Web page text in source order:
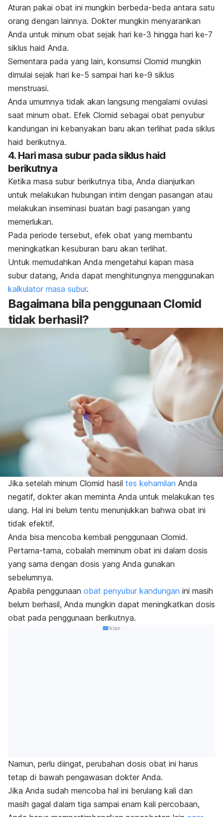
Aturan pakai obat ini mungkin berbeda-beda antara satu
orang dengan lainnya. Dokter mungkin menyarankan
Anda untuk minum obat sejak hari ke-3 hingga hari ke-7
siklus haid Anda.
Sementara pada yang lain, konsumsi Clomid mungkin
dimulai sejak hari ke-5 sampai hari ke-9 siklus
menstruasi.
Anda umumnya tidak akan langsung mengalami ovulasi
saat minum obat. Efek Clomid sebagai obat penyubur
kandungan ini kebanyakan baru akan terlihat pada siklus
haid berikutnya.
4. Hari masa subur pada siklus haid
berikutnya
Ketika masa subur berikutnya tiba, Anda dianjurkan
untuk melakukan hubungan intim dengan pasangan atau
melakukan inseminasi buatan bagi pasangan yang
memerlukan.
Pada periode tersebut, efek obat yang membantu
meningkatkan kesuburan baru akan terlihat.
Untuk memudahkan Anda mengetahui kapan masa
subur datang, Anda dapat menghitungnya menggunakan
kalkulator masa subur.
Bagaimana bila penggunaan Clomid
tidak berhasil?
Jika setelah minum Clomid hasil tes kehamilan Anda
negatif, dokter akan meminta Anda untuk melakukan tes
ulang. Hal ini belum tentu menunjukkan bahwa obat ini
tidak efektif.
Anda bisa mencoba kembali penggunaan Clomid.
Pertama-tama, cobalah meminum obat ini dalam dosis
yang sama dengan dosis yang Anda gunakan
sebelumnya.
Apabila penggunaan obat penyubur kandungan ini masih
belum berhasil, Anda mungkin dapat meningkatkan dosis
obat pada penggunaan berikutnya.
Iklan
Namun, perlu diingat, perubahan dosis obat ini harus
tetap di bawah pengawasan dokter Anda.
Jika Anda sudah mencoba hal ini berulang kali dan
masih gagal dalam tiga sampai enam kali percobaan,